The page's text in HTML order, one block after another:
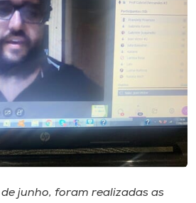
junho, foram realizadas as